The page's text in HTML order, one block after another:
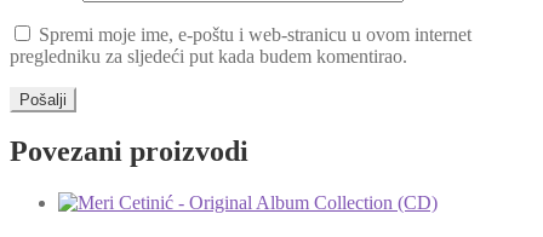
Spremi moje ime, e-poštu i web-stranicu u ovom internet
pregledniku za sljedeći put kada budem komentirao.
Povezani proizvodi